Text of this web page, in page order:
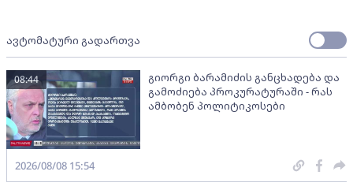
ავტომატური გადართვა
გიორგი ბარამიძის განცხადება და
გამოძიება პროკურატურაში - რას
ამბობენ პოლიტიკოსები
08:44
2026/08/08 15:54